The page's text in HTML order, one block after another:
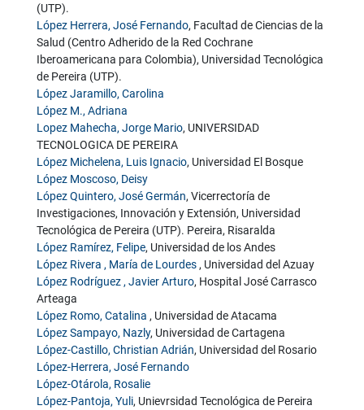
(UTP).
López Herrera, José Fernando, Facultad de Ciencias de la
Salud (Centro Adherido de la Red Cochrane
Iberoamericana para Colombia), Universidad Tecnológica
de Pereira (UTP).
López Jaramillo, Carolina
López M., Adriana
Lopez Mahecha, Jorge Mario, UNIVERSIDAD
TECNOLOGICA DE PEREIRA
López Michelena, Luis Ignacio, Universidad El Bosque
López Moscoso, Deisy
López Quintero, José Germán, Vicerrectoría de
Investigaciones, Innovación y Extensión, Universidad
Tecnológica de Pereira (UTP). Pereira, Risaralda
López Ramírez, Felipe, Universidad de los Andes
López Rivera , María de Lourdes , Universidad del Azuay
López Rodríguez , Javier Arturo, Hospital José Carrasco
Arteaga
López Romo, Catalina , Universidad de Atacama
López Sampayo, Nazly, Universidad de Cartagena
López-Castillo, Christian Adrián, Universidad del Rosario
López-Herrera, José Fernando
López-Otárola, Rosalie
López-Pantoja, Yuli, Unievrsidad Tecnológica de Pereira